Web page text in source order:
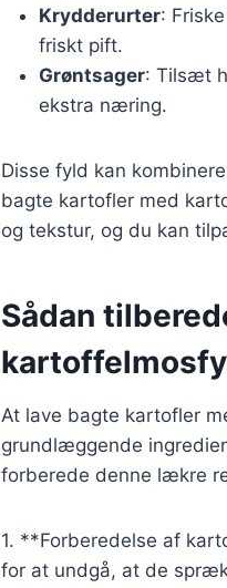
Krydderurter:
friskt pift.
Grøntsager: Tilsæt
ekstra næring.
Disse fyld kan
bagte kartofler med
og tekstur, og du kan
Sådan
At lave bagte kartofler
grundlæggende
forberede denne lækre
1. **Forberedelse af
for at undgå, at de